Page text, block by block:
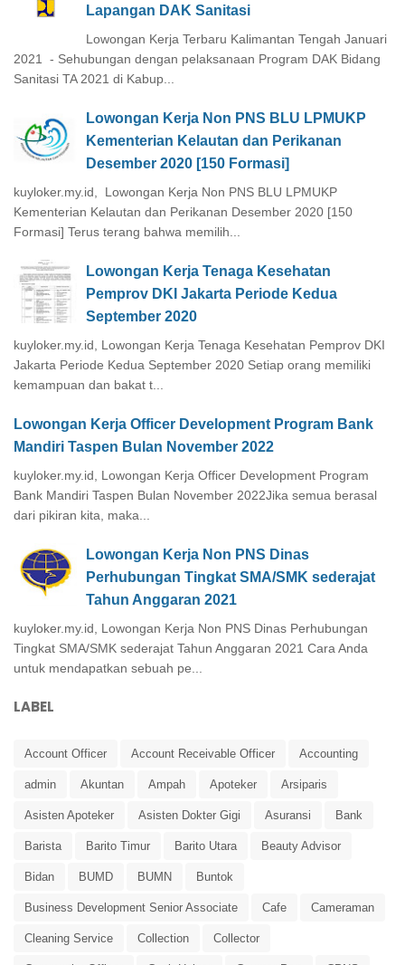
Lapangan DAK Sanitasi
Lowongan Kerja Terbaru Kalimantan Tengah Januari
2021 - Sehubungan dengan pelaksanaan Program DAK Bidang
Sanitasi TA 2021 di Kabup...
Lowongan Kerja Non PNS BLU LPMUKP
Kementerian Kelautan dan Perikanan
Desember 2020 [150 Formasi]
kuyloker.my.id, Lowongan Kerja Non PNS BLU LPMUKP
Kementerian Kelautan dan Perikanan Desember 2020 [150
Formasi] Terus terang bahwa memilih...
Lowongan Kerja Tenaga Kesehatan
Pemprov DKI Jakarta Periode Kedua
September 2020
kuyloker.my.id, Lowongan Kerja Tenaga Kesehatan Pemprov DKI
Jakarta Periode Kedua September 2020 Setiap orang memiliki
kemampuan dan bakat t...
Lowongan Kerja Officer Development Program Bank
Mandiri Taspen Bulan November 2022
kuyloker.my.id, Lowongan Kerja Officer Development Program
Bank Mandiri Taspen Bulan November 2022Jika semua berasal
dari pikiran kita, maka...
Lowongan Kerja Non PNS Dinas
Perhubungan Tingkat SMA/SMK sederajat
Tahun Anggaran 2021
kuyloker.my.id, Lowongan Kerja Non PNS Dinas Perhubungan
Tingkat SMA/SMK sederajat Tahun Anggaran 2021 Cara Anda
untuk mendapatkan sebuah pe...
LABEL
Account Officer Account Receivable Officer Accounting
admin Akuntan Ampah Apoteker Arsiparis
Asisten Apoteker Asisten Dokter Gigi Asuransi Bank
Barista Barito Timur Barito Utara Beauty Advisor
Bidan BUMD BUMN Buntok
Business Development Senior Associate Cafe Cameraman
Cleaning Service Collection Collector